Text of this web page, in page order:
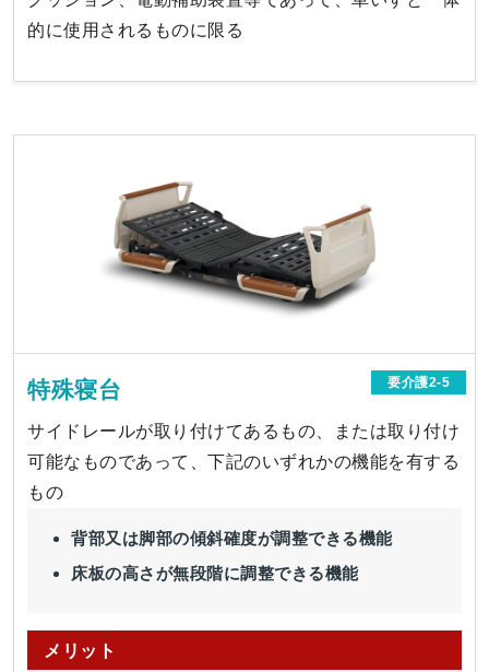
的に使用されるものに限る
特殊寝台 要介護2-5
サイドレールが取り付けてあるもの、または取り付け
可能なものであって、下記のいずれかの機能を有する
もの
背部又は脚部の傾斜確度が調整できる機能
床板の高さが無段階に調整できる機能
メリット